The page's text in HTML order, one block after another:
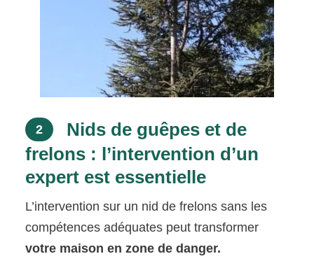
2
Nids de guêpes et de
frelons : l’intervention d’un
expert est essentielle
L’intervention sur un nid de frelons sans les
compétences adéquates peut transformer
votre maison en zone de danger.